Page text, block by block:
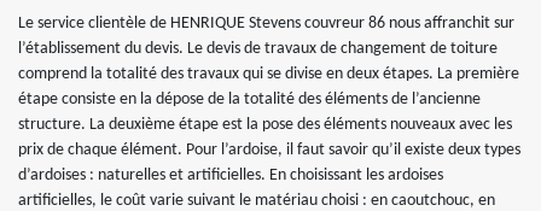
Le service clientèle de HENRIQUE Stevens couvreur 86 nous affranchit sur
l’établissement du devis. Le devis de travaux de changement de toiture
comprend la totalité des travaux qui se divise en deux étapes. La première
étape consiste en la dépose de la totalité des éléments de l’ancienne
structure. La deuxième étape est la pose des éléments nouveaux avec les
prix de chaque élément. Pour l’ardoise, il faut savoir qu’il existe deux types
d’ardoises : naturelles et artificielles. En choisissant les ardoises
artificielles, le coût varie suivant le matériau choisi : en caoutchouc, en